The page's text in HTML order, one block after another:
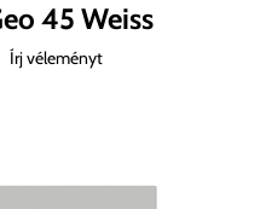
45 Weiss
Írj véleményt